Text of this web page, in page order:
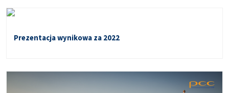
Prezentacja wynikowa za 2022